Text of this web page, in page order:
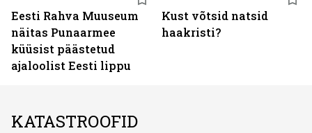
Eesti Rahva Muuseum
näitas Punaarmee
küüsist päästetud
ajaloolist Eesti lippu
Kust võtsid natsid
haakristi?
KATASTROOFID